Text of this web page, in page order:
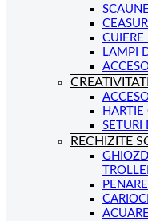
CUIERE
LAMPI
HARTIE
SETURI
RECHIZITE
CARIOCI